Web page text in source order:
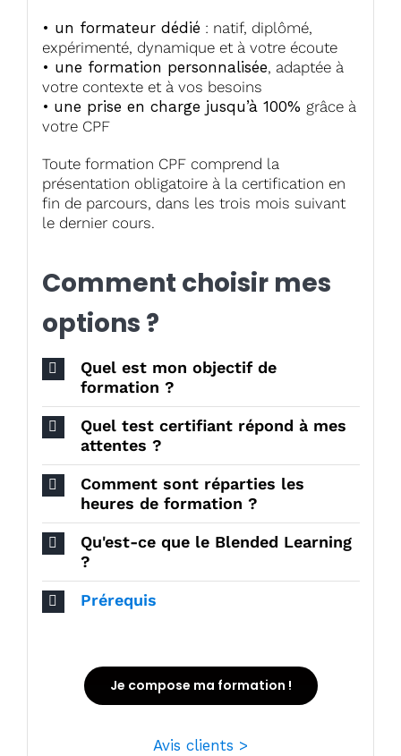
• un formateur dédié : natif, diplômé,
expérimenté, dynamique et à votre écoute
• une formation personnalisée, adaptée à
votre contexte et à vos besoins
• une prise en charge jusqu’à 100% grâce à
votre CPF
Toute formation CPF comprend la
présentation obligatoire à la certification en
fin de parcours, dans les trois mois suivant
le dernier cours.
Comment choisir mes
options ?
Quel est mon objectif de
formation ?
Quel test certifiant répond à mes
attentes ?
Comment sont réparties les
heures de formation ?
Qu'est-ce que le Blended Learning
?
Prérequis
Je compose ma formation !
Avis clients >